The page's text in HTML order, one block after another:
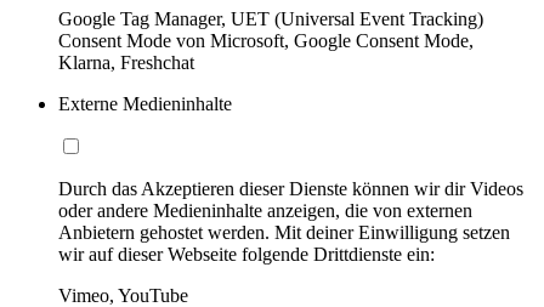
Google Tag Manager, UET (Universal Event Tracking)
Consent Mode von Microsoft, Google Consent Mode,
Klarna, Freshchat
Externe Medieninhalte
Durch das Akzeptieren dieser Dienste können wir dir Videos
oder andere Medieninhalte anzeigen, die von externen
Anbietern gehostet werden. Mit deiner Einwilligung setzen
wir auf dieser Webseite folgende Drittdienste ein:
Vimeo, YouTube